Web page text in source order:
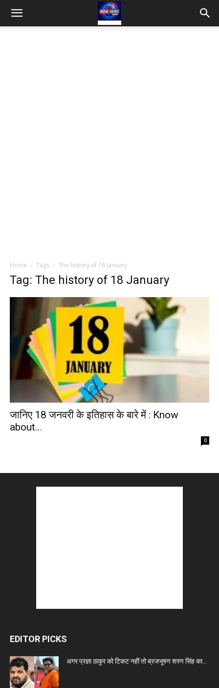
Home Tags The history of 18 January
Tag: The history of 18 January
जानिए 18 जनवरी के इतिहास के बारे में : Know
about...
0
EDITOR PICKS
अगर प्रज्ञा ठाकुर को टिकट नहीं तो ब्रजभूषण शरण सिंह का...